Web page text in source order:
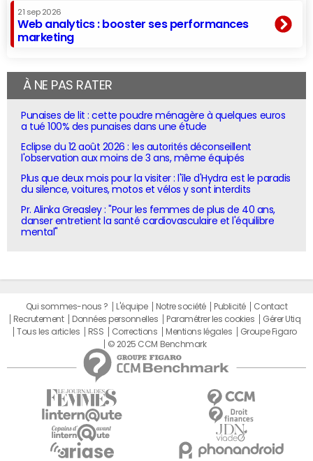
21 sep 2026
Web analytics : booster ses performances
marketing
À NE PAS RATER
Punaises de lit : cette poudre ménagère à quelques euros
a tué 100% des punaises dans une étude
Eclipse du 12 août 2026 : les autorités déconseillent
l'observation aux moins de 3 ans, même équipés
Plus que deux mois pour la visiter : l'île d'Hydra est le paradis
du silence, voitures, motos et vélos y sont interdits
Pr. Alinka Greasley : "Pour les femmes de plus de 40 ans,
danser entretient la santé cardiovasculaire et l'équilibre
mental"
Qui sommes-nous ? L'équipe Notre société Publicité
Contact
Recrutement
Données personnelles Paramétrer les cookies
Gérer Utiq
Tous les articles
RSS Corrections Mentions légales
Groupe Figaro
© 2025 CCM Benchmark